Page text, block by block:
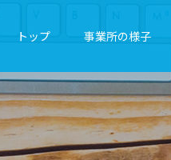
トップ 事業所の様子